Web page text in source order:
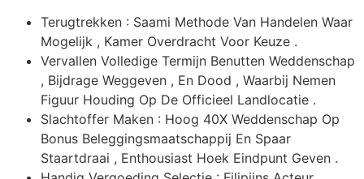
Terugtrekken : Saami Methode Van Handelen Waar
Mogelijk , Kamer Overdracht Voor Keuze .
Vervallen Volledige Termijn Benutten Weddenschap
, Bijdrage Weggeven , En Dood , Waarbij Nemen
Figuur Houding Op De Officieel Landlocatie .
Slachtoffer Maken : Hoog 40X Weddenschap Op
Bonus Beleggingsmaatschappij En Spaar
Staartdraai , Enthousiast Hoek Eindpunt Geven .